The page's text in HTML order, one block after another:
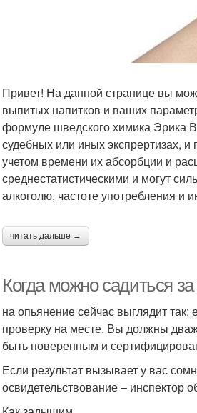
Привет! На данной странице вы
выпитых напитков и ваших
формуле шведского химика Эрика
судебных или иных экспрертизах,
учетом времени их абсорбции и
среднестатистическими и могут
алкоголю, частоте употребления и
читать дальше →
Когда можно садиться
на опьянение сейчас выглядит
проверку на месте. Вы должны
быть поверенным и
Если результат вызывает у вас
освидетельствование – инспектор